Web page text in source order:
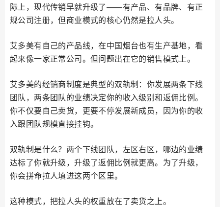
际上，现代传销早就升级了——有产品、有品牌、有正
规公司注册，但商业模式的核心仍然是拉人头。
艾多美有自己的产品线，在中国烟台也有生产基地，看
起来像一家正常公司。但问题出在它的销售模式上。
艾多美的经销商制度是典型的双轨制：你发展两条下线
团队，两条团队的业绩决定你的收入级别和返佣比例。
你不仅要自己卖货，更要不停发展新成员，因为你的收
入跟团队规模直接挂钩。
双轨制是什么？两个下线团队，左区右区，哪边的业绩
达标了你就升级，升级了返佣比例就更高。为了升级，
你会拼命拉人填进这两个区里。
这种模式，把拉人头的权重放在了卖货之上。